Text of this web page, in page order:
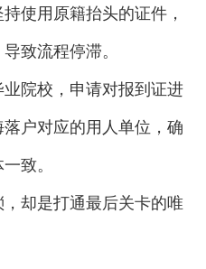
使用原籍抬头的证件，
致流程停滞。
院校，申请对报到证进
户对应的用人单位，确
致。
却是打通最后关卡的唯